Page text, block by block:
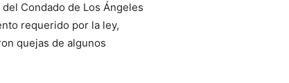
Condado de Los Ángeles
requerido por la ley,
quejas de algunos